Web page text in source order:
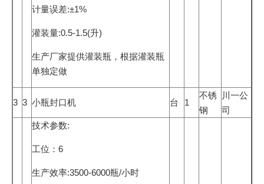
计量误差:±1%
灌装量:0.5-1.5(升)
生产厂家提供灌装瓶，根据灌装瓶
单独定做
3 3 小瓶封口机 台 1
不锈
钢
川一公
司
技术参数:
工位：6
生产效率:3500-6000瓶/小时